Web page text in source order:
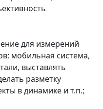
для измерений
мобильная система,
выставлять
разметку
в динамике и т.п.;